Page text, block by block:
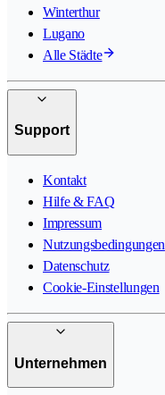
Winterthur
Lugano
Alle Städte
Support
Kontakt
Hilfe & FAQ
Impressum
Nutzungsbedingungen
Datenschutz
Cookie-Einstellungen
Unternehmen